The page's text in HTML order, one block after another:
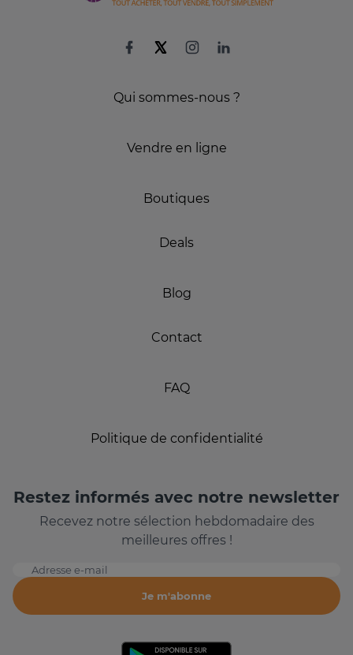
Qui sommes-nous ?
Vendre en ligne
Boutiques
Deals
Blog
Contact
FAQ
Politique de confidentialité
Restez informés avec notre newsletter
Recevez notre sélection hebdomadaire des
meilleures offres !
Adresse e-mail
Je m'abonne